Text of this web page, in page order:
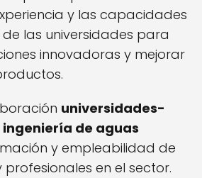
y las capacidades
las universidades para
innovadoras y mejorar
universidades-
ingeniería de aguas
y empleabilidad de
profesionales en el sector.